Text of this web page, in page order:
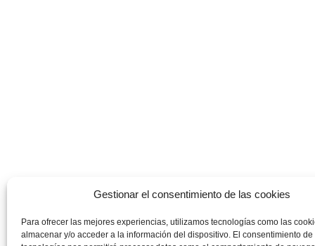
Gestionar el consentimiento de las cookies
Para ofrecer las mejores experiencias, utilizamos tecnologías como las
almacenar y/o acceder a la información del dispositivo. El consentimiento de